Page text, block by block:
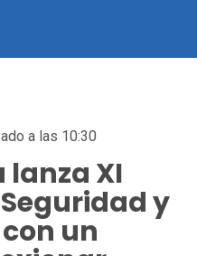
a las 10:30
lanza XI
y
un